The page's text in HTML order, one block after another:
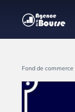
Fond de commerce